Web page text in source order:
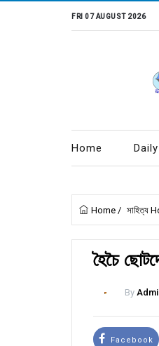
FRI 07 AUGUST 2026
Home
Home / সাহিত্য
হৈচৈ
By
Facebook